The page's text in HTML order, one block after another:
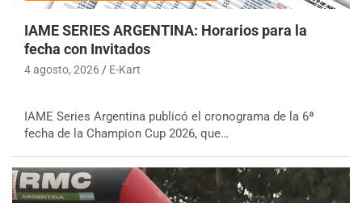
IAME SERIES ARGENTINA: Horarios para la
fecha con Invitados
4 agosto, 2026 E-Kart
IAME Series Argentina publicó el cronograma de la 6ª
fecha de la Champion Cup 2026, que…